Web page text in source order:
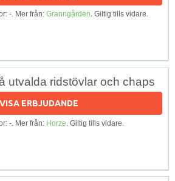
-. Mer från: Granngården. Giltig tills vidare.
utvalda ridstövlar och chaps
VISA ERBJUDANDE
-. Mer från: Horze. Giltig tills vidare.